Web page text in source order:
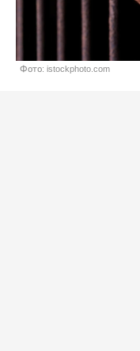
Фото: istockphoto.com